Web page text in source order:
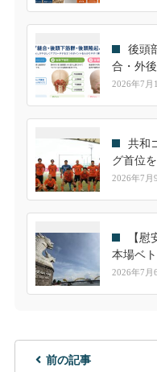
後頭
合・外
さしく
2026年7月
共和
グ首位
2026年7月
【
本場ベ
2026年7月
前の記事